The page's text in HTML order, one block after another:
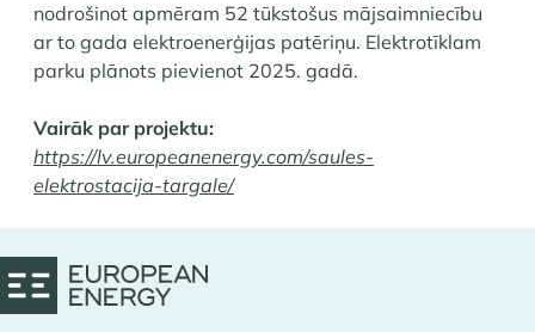
nodrošinot apmēram 52 tūkstošus mājsaimniecību
ar to gada elektroenerģijas patēriņu. Elektrotīklam
parku plānots pievienot 2025. gadā.
Vairāk par projektu:
https://lv.europeanenergy.com/saules-
elektrostacija-targale/